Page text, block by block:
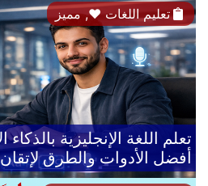
تعليم اللغات ♥,مميز
أفضل الأدوات والطرق